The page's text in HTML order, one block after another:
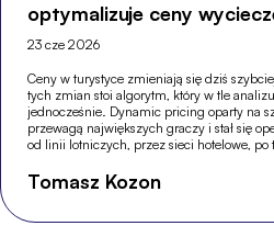
optymalizuje ceny
23 cze 2026
Ceny w turystyce zmieniają się dziś
tych zmian stoi algorytm, który w tle
jednocześnie. Dynamic pricing oparty na
przewagą największych graczy i stał się
od linii lotniczych, przez sieci hotelowe, po
Tomasz Kozon